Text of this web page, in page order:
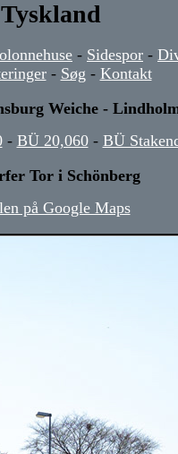
- Sidespor -
- Søg - Kontakt
Weiche -
- BÜ 20,060- BÜ
Tor i Schönberg
på Google Maps